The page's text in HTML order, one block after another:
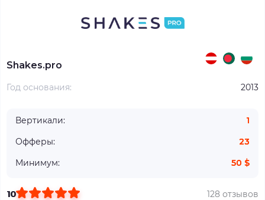
Shakes.pro
Год основания: 2013
Вертикали:
1
Офферы:
23
Минимум:
50 $
10 128 отзывов